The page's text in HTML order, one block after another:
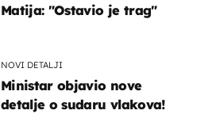
Matija: "Ostavio je trag"
NOVI DETALJI
Ministar objavio nove
detalje o sudaru vlakova!